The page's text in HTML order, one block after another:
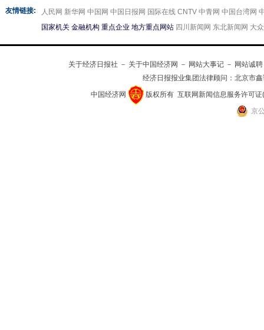
关于经济日报社 － 关于中国经济网 － 网站大事记 － 网站诚聘
经济日报报业集团法律顾问： 北京市
中国经济网 版权所有 互联网新闻信息服务许可
京